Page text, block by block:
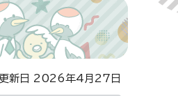
新日 2026年4月27日